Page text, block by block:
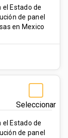
Estado de
de panel
en Mexico
Seleccionar
Estado de
de panel